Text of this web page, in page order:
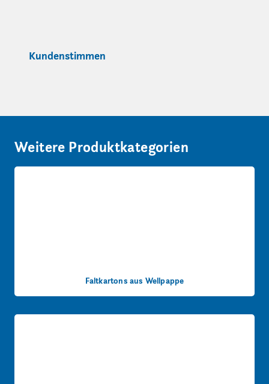
Kundenstimmen
Weitere Produktkategorien
Faltkartons aus Wellpappe